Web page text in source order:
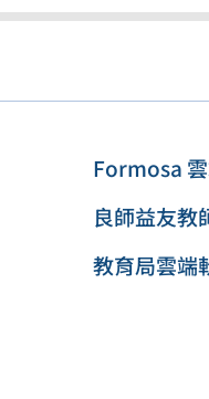
Formosa
良師益友教
教育局雲端